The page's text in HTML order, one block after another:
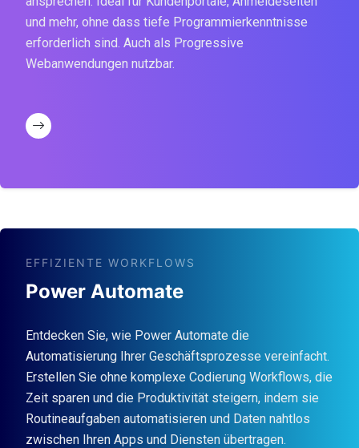
und mehr, ohne dass tiefe Programmierkenntnisse
erforderlich sind. Auch als Progressive
Webanwendungen nutzbar.
EFFIZIENTE WORKFLOWS
Power Automate
Entdecken Sie, wie Power Automate die
Automatisierung Ihrer Geschäftsprozesse vereinfacht.
Erstellen Sie ohne komplexe Codierung Workflows, die
Zeit sparen und die Produktivität steigern, indem sie
Routineaufgaben automatisieren und Daten nahtlos
zwischen Ihren Apps und Diensten übertragen.